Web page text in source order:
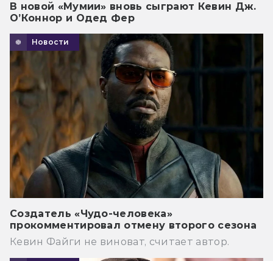
В новой «Мумии» вновь сыграют Кевин Дж.
О’Коннор и Одед Фер
Новости
Создатель «Чудо-человека»
прокомментировал отмену второго сезона
Кевин Файги не виноват, считает автор.